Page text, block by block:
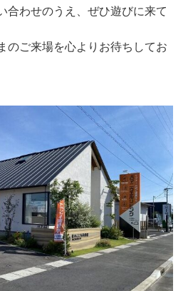
合わせのうえ、ぜひ遊びに来て
のご来場を心よりお待ちしてお